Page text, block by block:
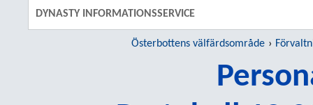
DYNASTY INFORMATIONSSERVICE
Österbottens välfärdsområde